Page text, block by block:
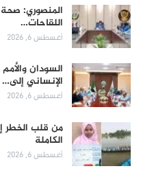
المنصوري: صحة
اللقاحات…
أغسطس 6, 2026
السودان
الإنساني إلى…
أغسطس 6, 2026
من قلب الخطر
الكاملة
أغسطس 6, 2026